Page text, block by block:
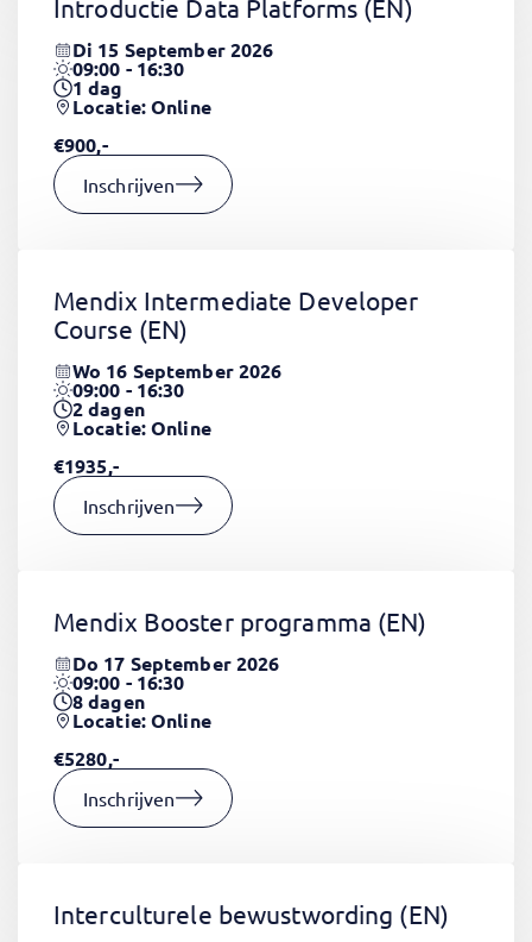
Introductie Data Platforms (EN)
Di 15 September 2026
09:00 - 16:30
1dag
Locatie: Online
€900,-
Inschrijven
Mendix Intermediate Developer
Course (EN)
Wo 16 September 2026
09:00 - 16:30
2dagen
Locatie: Online
€1935,-
Inschrijven
Mendix Booster programma (EN)
Do 17 September 2026
09:00 - 16:30
8dagen
Locatie: Online
€5280,-
Inschrijven
Interculturele bewustwording (EN)